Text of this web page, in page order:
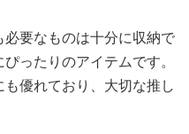
要なものは十分に収納で
ったりのアイテムです。
優れており、大切な推し